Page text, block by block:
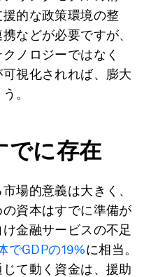
的な政策環境の整
などが必要ですが、
ノロジーではなく
可視化されれば、膨大
。
でに存在
場的意義は大きく、
資本はすでに準備が
金融サービスの不足
でGDPの19%に相当。
て動く資金は、援助